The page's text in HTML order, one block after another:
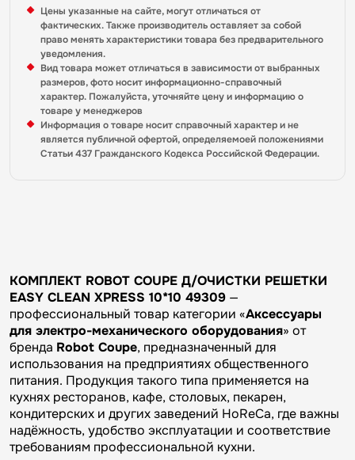
Цены указанные на сайте, могут отличаться от
фактических. Также производитель оставляет за собой
право менять характеристики товара без предварительного
уведомления.
Вид товара может отличаться в зависимости от выбранных
размеров, фото носит информационно-справочный
характер. Пожалуйста, уточняйте цену и информацию о
товаре у менеджеров
Информация о товаре носит справочный характер и не
является публичной офертой, определяемоей положениями
Статьи 437 Гражданского Кодекса Российской Федерации.
КОМПЛЕКТ ROBOT COUPE Д/ОЧИСТКИ РЕШЕТКИ
EASY CLEAN XPRESS 10*10 49309 —
профессиональный товар категории «Аксессуары
для электро-механического оборудования» от
бренда Robot Coupe, предназначенный для
использования на предприятиях общественного
питания. Продукция такого типа применяется на
кухнях ресторанов, кафе, столовых, пекарен,
кондитерских и других заведений HoReCa, где важны
надёжность, удобство эксплуатации и соответствие
требованиям профессиональной кухни.